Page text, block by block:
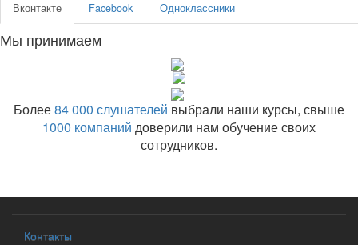
Вконтакте Facebook Одноклассники
Мы принимаем
Более84 000 слушателей выбрали наши курсы, свыше
1000 компаний доверили нам обучение своих
сотрудников.
Контакты